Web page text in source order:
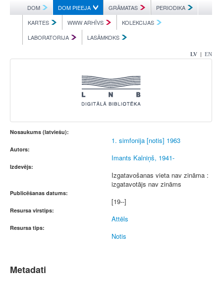
DOM DOM PIEEJA GRĀMATAS
PERIODIKA
KARTES
WWW ARHĪVS
KOLEKCIJAS
LABORATORIJA
LASĀMKOKS
LV | EN
Nosaukums (latviešu):
1. simfonija [notis] 1963
Autors:
Imants Kalniņš, 1941-
Izdevējs:
Izgatavošanas vieta nav zināma :
izgatavotājs nav zināms
Publicēšanas datums:
[19--]
Resursa virstips:
Attēls
Resursa tips:
Notis
Metadati